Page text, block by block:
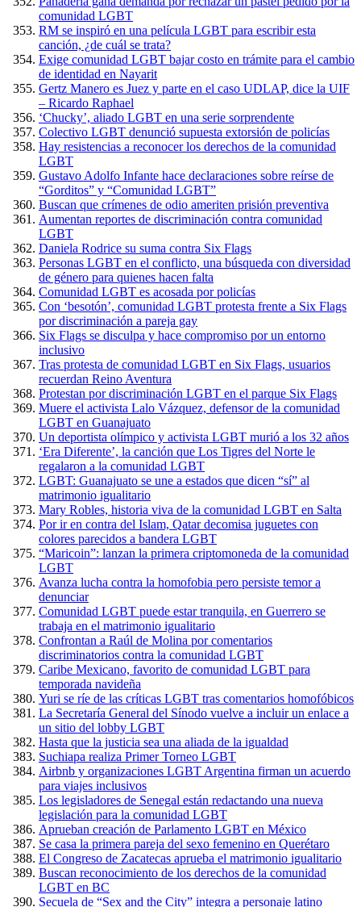
comunidad LGBT
RM se inspiró en una película LGBT para escribir esta
canción, ¿de cuál se trata?
Exige comunidad LGBT bajar costo en trámite para el cambio
de identidad en Nayarit
Gertz Manero es Juez y parte en el caso UDLAP, dice la UIF
– Ricardo Raphael
‘Chucky’, aliado LGBT en una serie sorprendente
Colectivo LGBT denunció supuesta extorsión de policías
Hay resistencias a reconocer los derechos de la comunidad
LGBT
Gustavo Adolfo Infante hace declaraciones sobre reírse de
“Gorditos” y “Comunidad LGBT”
Buscan que crímenes de odio ameriten prisión preventiva
Aumentan reportes de discriminación contra comunidad
LGBT
Daniela Rodrice su suma contra Six Flags
Personas LGBT en el conflicto, una búsqueda con diversidad
de género para quienes hacen falta
Comunidad LGBT es acosada por policías
Con ‘besotón’, comunidad LGBT protesta frente a Six Flags
por discriminación a pareja gay
Six Flags se disculpa y hace compromiso por un entorno
inclusivo
Tras protesta de comunidad LGBT en Six Flags, usuarios
recuerdan Reino Aventura
Protestan por discriminación LGBT en el parque Six Flags
Muere el activista Lalo Vázquez, defensor de la comunidad
LGBT en Guanajuato
Un deportista olímpico y activista LGBT murió a los 32 años
‘Era Diferente’, la canción que Los Tigres del Norte le
regalaron a la comunidad LGBT
LGBT: Guanajuato se une a estados que dicen “sí” al
matrimonio igualitario
Mary Robles, historia viva de la comunidad LGBT en Salta
Por ir en contra del Islam, Qatar decomisa juguetes con
colores parecidos a bandera LGBT
“Maricoin”: lanzan la primera criptomoneda de la comunidad
LGBT
Avanza lucha contra la homofobia pero persiste temor a
denunciar
Comunidad LGBT puede estar tranquila, en Guerrero se
trabaja en el matrimonio igualitario
Confrontan a Raúl de Molina por comentarios
discriminatorios contra la comunidad LGBT
Caribe Mexicano, favorito de comunidad LGBT para
temporada navideña
Yuri se ríe de las críticas LGBT tras comentarios homofóbicos
La Secretaría General del Sínodo vuelve a incluir un enlace a
un sitio del lobby LGBT
Hasta que la justicia sea una aliada de la igualdad
Suchiapa realiza Primer Torneo LGBT
Airbnb y organizaciones LGBT Argentina firman un acuerdo
para viajes inclusivos
Los legisladores de Senegal están redactando una nueva
legislación para la comunidad LGBT
Aprueban creación de Parlamento LGBT en México
Se casa la primera pareja del sexo femenino en Querétaro
El Congreso de Zacatecas aprueba el matrimonio igualitario
Buscan reconocimiento de los derechos de la comunidad
LGBT en BC
Secuela de “Sex and the City” integra a personaje latino